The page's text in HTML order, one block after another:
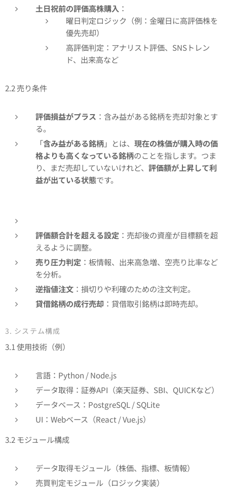
土日祝前の評価高株購入 ：
曜日判定ロジック（例：金曜日に高評価株を
優先売却）
高評価判定：アナリスト評価、SNSトレン
ド、出来高など
2.2 売り条件
評価損益がプラス ：含み益がある銘柄を売却対象とす
る。
「含み益がある銘柄」とは、 現在の株価が購入時の価
格よりも高くなっている銘柄のことを指します。つま
り、まだ売却していないけれど、 評価額が上昇して利
益が出ている状態です。
評価額合計を超える設定 ：売却後の資産が目標額を超
えるように調整。
売り圧力判定 ：板情報、出来高急増、空売り比率など
を分析。
逆指値注文 ：損切りや利確のための注文判定。
貸借銘柄の成行売却 ：貸借取引銘柄は即時売却。
3. システム構成
3.1 使用技術（例）
言語：Python / Node.js
データ取得：証券API（楽天証券、SBI、QUICKなど）
データベース：PostgreSQL / SQLite
UI：Webベース（React / Vue.js）
3.2 モジュール構成
データ取得モジュール（株価、指標、板情報）
売買判定モジュール（ロジック実装）